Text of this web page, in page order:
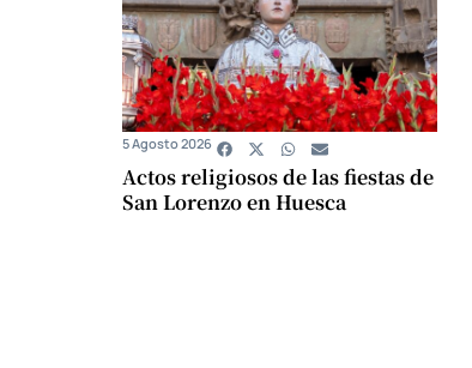
Actos religiosos de las fiestas de
San Lorenzo en Huesca
5 Agosto 2026